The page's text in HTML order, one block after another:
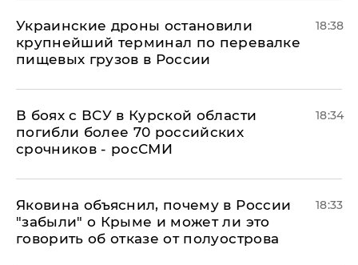
Украинские дроны остановили
крупнейший терминал по перевалке
пищевых грузов в России
18:38
В боях с ВСУ в Курской области
погибли более 70 российских
срочников - росСМИ
18:34
Яковина объяснил, почему в России
"забыли" о Крыме и может ли это
говорить об отказе от полуострова
18:33